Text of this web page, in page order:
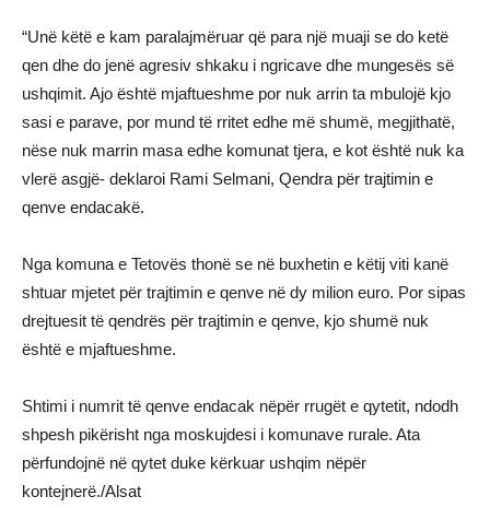
“Unë këtë e kam paralajmëruar që para një muaji se do ketë
qen dhe do jenë agresiv shkaku i ngricave dhe mungesës së
ushqimit. Ajo është mjaftueshme por nuk arrin ta mbulojë kjo
sasi e parave, por mund të rritet edhe më shumë, megjithatë,
nëse nuk marrin masa edhe komunat tjera, e kot është nuk ka
vlerë asgjë- deklaroi Rami Selmani, Qendra për trajtimin e
qenve endacakë.
Nga komuna e Tetovës thonë se në buxhetin e këtij viti kanë
shtuar mjetet për trajtimin e qenve në dy milion euro. Por sipas
drejtuesit të qendrës për trajtimin e qenve, kjo shumë nuk
është e mjaftueshme.
Shtimi i numrit të qenve endacak nëpër rrugët e qytetit, ndodh
shpesh pikërisht nga moskujdesi i komunave rurale. Ata
përfundojnë në qytet duke kërkuar ushqim nëpër
kontejnerë./Alsat